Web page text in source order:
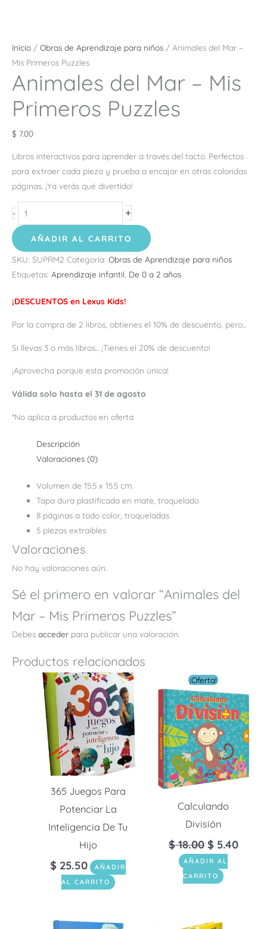
Inicio / Obras de Aprendizaje para niños / Animales del Mar –
Mis Primeros Puzzles
Animales del Mar – Mis
Primeros Puzzles
$ 7.00
Libros interactivos para aprender a través del tacto. Perfectos
para extraer cada pieza y prueba a encajar en otras coloridas
páginas. ¡Ya verás qué divertido!
- +
AÑADIR AL CARRITO
SKU: SUPRM2 Categoría: Obras de Aprendizaje para niños
Etiquetas: Aprendizaje infantil, De 0 a 2 años
¡DESCUENTOS en Lexus Kids!
Por la compra de 2 libros, obtienes el 10% de descuento, pero...
Si llevas 3 o más libros... ¡Tienes el 20% de descuento!
¡Aprovecha porque esta promoción única!
Válida solo hasta el 31 de agosto
*No aplica a productos en oferta
Descripción
Valoraciones (0)
Volumen de 15.5 x 15.5 cm.
Tapa dura plastificada en mate, troquelado
8 páginas a todo color, troqueladas
5 piezas extraíbles
Valoraciones
No hay valoraciones aún.
Sé el primero en valorar “Animales del
Mar – Mis Primeros Puzzles”
Debes acceder para publicar una valoración.
Productos relacionados
365 Juegos Para
Potenciar La
Inteligencia De Tu
Hijo
$ 25.50
AÑADIR
AL CARRITO
¡Oferta!
Calculando
División
$18.00
El
precio
original
era:
$ 18.00.
$ 5.40
es:
$
AÑADIR AL
CARRITO